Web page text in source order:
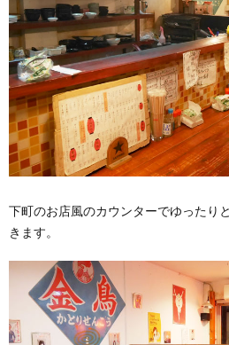
下町のお店風のカウンターでゆったり
きます。